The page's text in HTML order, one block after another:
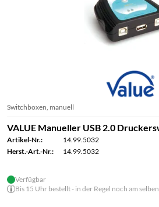
Switchboxen, manuell
VALUE Manueller USB 2.0
Artikel-Nr.:
14.99.5032
Herst.-Art.-Nr.:
14.99.5032
Verfügbar
Bis 15 Uhr bestellt - in der Regel noch am